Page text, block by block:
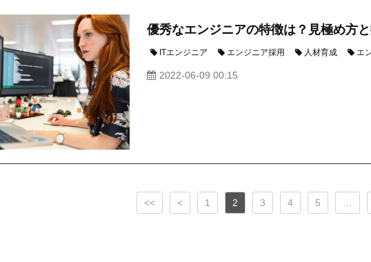
優秀なエンジニアの特徴は？見極め方
ITエンジニア エンジニア採用 人材育成 エ
2022-06-09 00:15
<< < 1 2 3 4 5